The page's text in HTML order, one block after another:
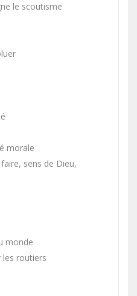
le scoutisme
morale
sens de Dieu,
monde
routiers